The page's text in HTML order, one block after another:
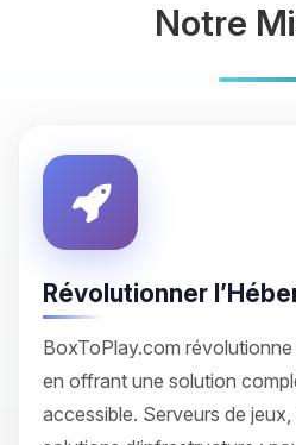
Notre
Révolutionner
BoxToPlay.com révolutionne
en offrant une solution
accessible. Serveurs de